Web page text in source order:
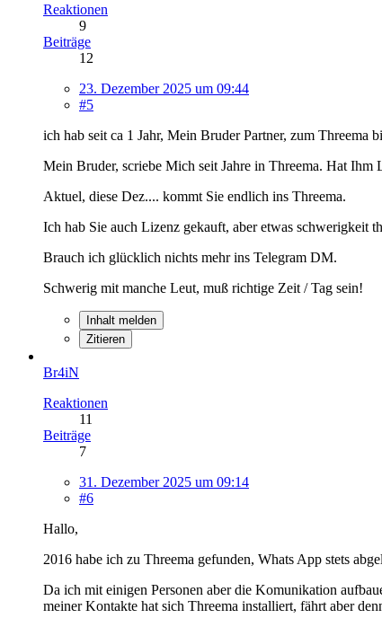
Reaktionen
9
Beiträge
12
23. Dezember 2025 um 09:44
#5
ich hab seit ca 1 Jahr, Mein Bruder Partner, zum Threema
Mein Bruder, scriebe Mich seit Jahre in Threema. Hat Ihm
Aktuel, diese Dez.... kommt Sie endlich ins Threema.
Ich hab Sie auch Lizenz gekauft, aber etwas schwerigkeit
Brauch ich glücklich nichts mehr ins Telegram DM.
Schwerig mit manche Leut, muß richtige Zeit / Tag sein!
Inhalt melden
Zitieren
Br4iN
Reaktionen
11
Beiträge
7
31. Dezember 2025 um 09:14
#6
Hallo,
2016 habe ich zu Threema gefunden, Whats App stets
Da ich mit einigen Personen aber die Komunikation
meiner Kontakte hat sich Threema installiert, fährt aber